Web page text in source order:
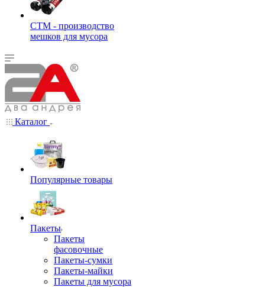
СТМ - производство
мешков для мусора
Каталог
Популярные товары
Пакеты
Пакеты
фасовочные
Пакеты-сумки
Пакеты-майки
Пакеты для мусора